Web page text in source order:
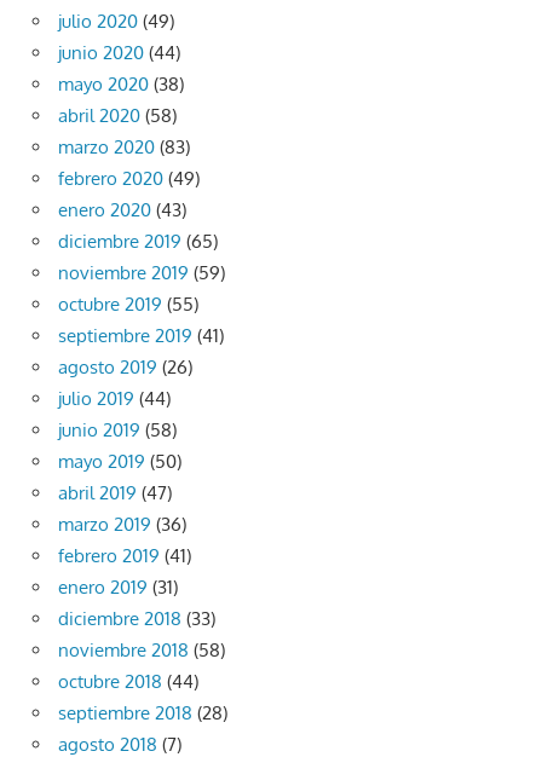
julio 2020 (49)
junio 2020 (44)
mayo 2020 (38)
abril 2020 (58)
marzo 2020 (83)
febrero 2020 (49)
enero 2020 (43)
diciembre 2019 (65)
noviembre 2019 (59)
octubre 2019 (55)
septiembre 2019 (41)
agosto 2019 (26)
julio 2019 (44)
junio 2019 (58)
mayo 2019 (50)
abril 2019 (47)
marzo 2019 (36)
febrero 2019 (41)
enero 2019 (31)
diciembre 2018 (33)
noviembre 2018 (58)
octubre 2018 (44)
septiembre 2018 (28)
agosto 2018 (7)